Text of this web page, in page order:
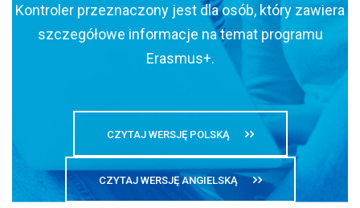
Kontroler przeznaczony jest dla osób, który zawiera
szczegółowe informacje na temat programu
Erasmus+.
CZYTAJ WERSJĘ POLSKĄ
CZYTAJ WERSJĘ ANGIELSKĄ